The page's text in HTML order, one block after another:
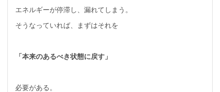
エネルギーが停滞し、漏れてしまう。
そうなっていれば、まずはそれを
「本来のあるべき状態に戻す」
必要がある。